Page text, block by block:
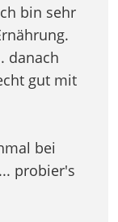
bin sehr
danach
gut mit
bei
probier's